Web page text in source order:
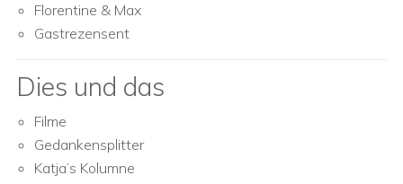
Florentine & Max
Gastrezensent
Dies und das
Filme
Gedankensplitter
Katja’s Kolumne